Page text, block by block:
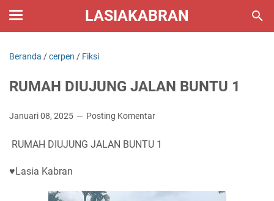
LASIAKABRAN
Beranda /cerpen / Fiksi
RUMAH DIUJUNG JALAN BUNTU 1
Januari 08, 2025 Posting Komentar
RUMAH DIUJUNG JALAN BUNTU 1
♥️Lasia Kabran